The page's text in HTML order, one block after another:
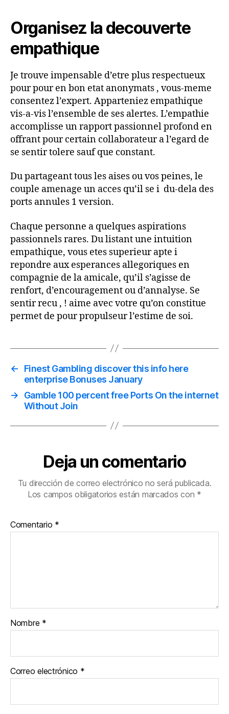
Organisez la decouverte
empathique
Je trouve impensable d’etre plus respectueux
pour pour en bon etat anonymats , vous-meme
consentez l’expert. Apparteniez empathique
vis-a-vis l’ensemble de ses alertes. L’empathie
accomplisse un rapport passionnel profond en
offrant pour certain collaborateur a l’egard de
se sentir tolere sauf que constant.
Du partageant tous les aises ou vos peines, le
couple amenage un acces qu’il se i du-dela des
ports annules 1 version.
Chaque personne a quelques aspirations
passionnels rares. Du listant une intuition
empathique, vous etes superieur apte i
repondre aux esperances allegoriques en
compagnie de la amicale, qu’il s’agisse de
renfort, d’encouragement ou d’annalyse. Se
sentir recu , ! aime avec votre qu’on constitue
permet de pour propulseur l’estime de soi.
←
Finest Gambling discover this info here
enterprise Bonuses January
→
Gamble 100 percent free Ports On the internet
Without Join
Deja un comentario
Tu dirección de correo electrónico no será publicada.
Los campos obligatorios están marcados con *
Comentario *
Nombre *
Correo electrónico *